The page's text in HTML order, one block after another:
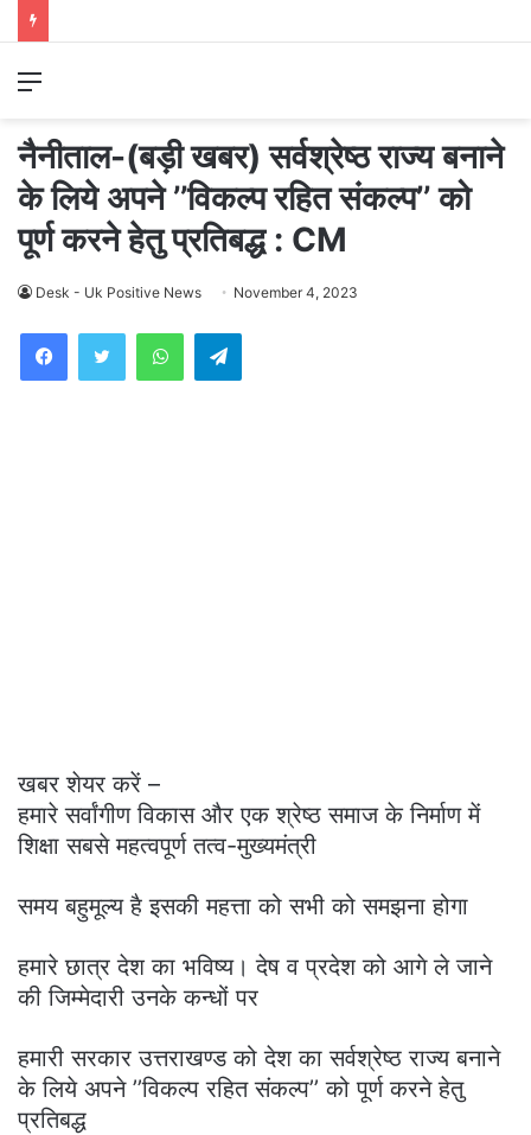
Menu
नैनीताल-(बड़ी खबर) सर्वश्रेष्ठ राज्य बनाने
के लिये अपने ’’विकल्प रहित संकल्प’’ को
पूर्ण करने हेतु प्रतिबद्ध : CM
Desk - Uk Positive News November 4, 2023
WhatsAppTelegram
खबर शेयर करें –
हमारे सर्वांगीण विकास और एक श्रेष्ठ समाज के निर्माण में
शिक्षा सबसे महत्वपूर्ण तत्व-मुख्यमंत्री
समय बहुमूल्य है इसकी महत्ता को सभी को समझना होगा
हमारे छात्र देश का भविष्य। देष व प्रदेश को आगे ले जाने
की जिम्मेदारी उनके कन्धों पर
हमारी सरकार उत्तराखण्ड को देश का सर्वश्रेष्ठ राज्य बनाने
के लिये अपने ’’विकल्प रहित संकल्प’’ को पूर्ण करने हेतु
प्रतिबद्ध